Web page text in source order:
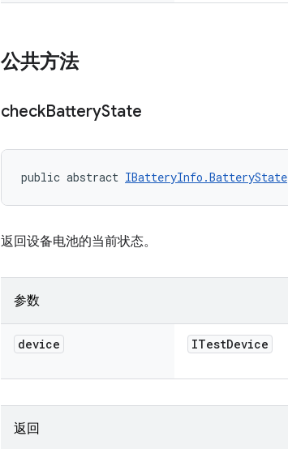
公共方法
checkBatteryState
public abstract IBatteryInfo.BatteryState
返回设备电池的当前状态。
参数
device ITestDevice
返回